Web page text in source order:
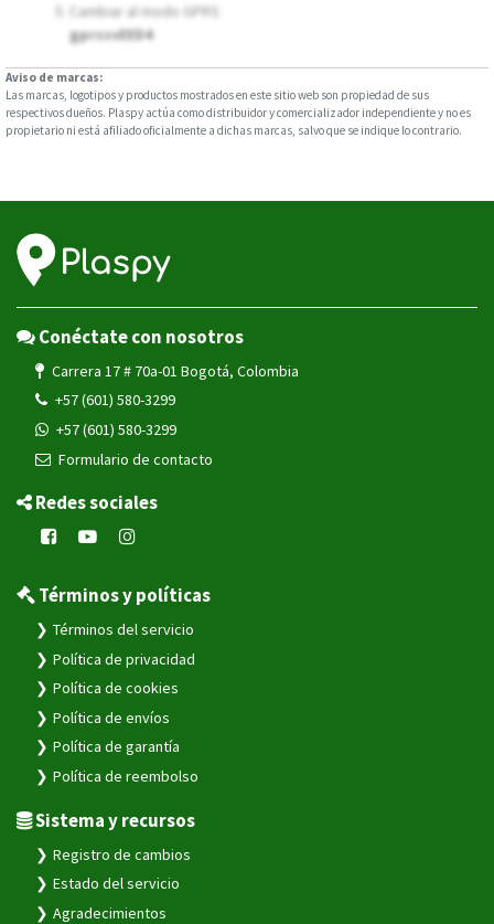
Cambiar al modo GPRS
gprssvEED4
Aviso de marcas:
Las marcas, logotipos y productos mostrados en este sitio web son propiedad de sus
respectivos dueños. Plaspy actúa como distribuidor y comercializador independiente y no es
propietario ni está afiliado oficialmente a dichas marcas, salvo que se indique lo contrario.
Conéctate con nosotros
Carrera 17 # 70a-01 Bogotá, Colombia
+57 (601) 580-3299
+57 (601) 580-3299
Formulario de contacto
Redes sociales
Términos y políticas
Términos del servicio
Política de privacidad
Política de cookies
Política de envíos
Política de garantía
Política de reembolso
Sistema y recursos
Registro de cambios
Estado del servicio
Agradecimientos